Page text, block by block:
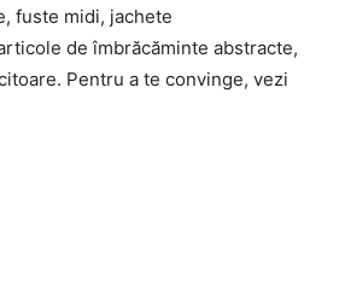
fuste midi, jachete
de îmbrăcăminte abstracte,
Pentru a te convinge, vezi